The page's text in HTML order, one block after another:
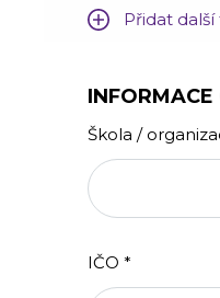
Přidat
Škola /
IČO *